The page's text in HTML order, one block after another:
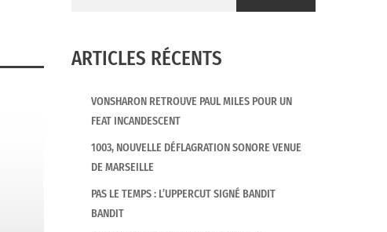
ARTICLES RÉCENTS
VONSHARON RETROUVE PAUL MILES POUR UN
FEAT INCANDESCENT
1003, NOUVELLE DÉFLAGRATION SONORE VENUE
DE MARSEILLE
PAS LE TEMPS : L’UPPERCUT SIGNÉ BANDIT
BANDIT